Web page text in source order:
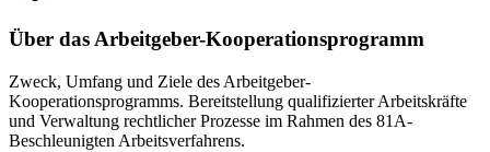
Über das Arbeitgeber-Kooperationsprogramm
Zweck, Umfang und Ziele des Arbeitgeber-
Kooperationsprogramms. Bereitstellung qualifizierter Arbeitskräfte
und Verwaltung rechtlicher Prozesse im Rahmen des 81A-
Beschleunigten Arbeitsverfahrens.